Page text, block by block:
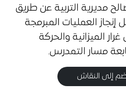
مديرية التربية عن طريق
العمليات المبرمجة
الميزانية والحركة
مسار التمدرس.
إلى النقاش